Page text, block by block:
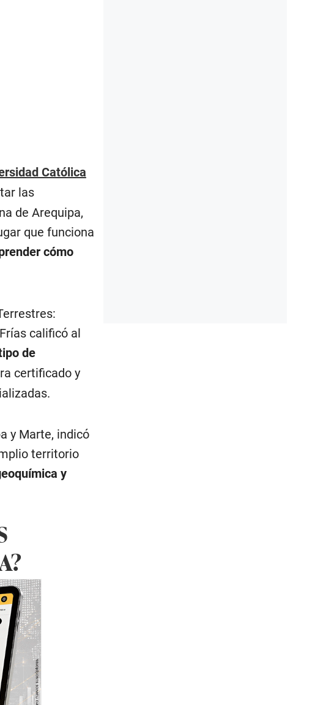
Católica
las
de Arequipa,
que funciona
cómo
calificó al
de
certificado y
y Marte, indicó
territorio
y